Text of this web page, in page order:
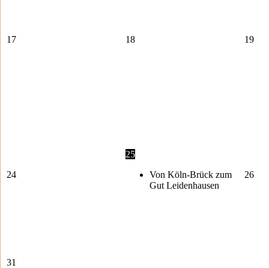
17 18 19
24
25
Von Köln-Brück zum
Gut Leidenhausen
26
31